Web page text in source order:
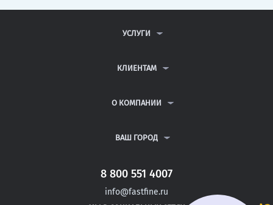
УСЛУГИ
ДИПЛОМНЫЕ РАБОТЫ
РЕФЕРАТЫ
КЛИЕНТАМ
ВОПРОСЫ И ОТВЕТЫ
ПОЛИТИКА КОНФИДЕНЦИАЛЬНОСТИ
О КОМПАНИИ
КОНТАКТЫ
ВАШ ГОРОД
САНКТ-ПЕТЕРБУРГ
НОВОКУЗНЕЦК
8 800 551 4007
info@fastfine.ru